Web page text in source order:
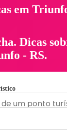
em
Dicas
- RS.